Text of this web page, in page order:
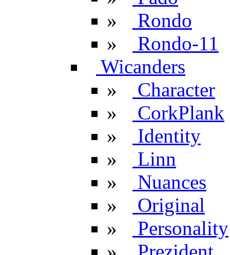
»
Rondo
»
Rondo-11
Wicanders
»
Character
»
CorkPlank
»
Identity
»
Linn
»
Nuances
»
Original
»
Personality